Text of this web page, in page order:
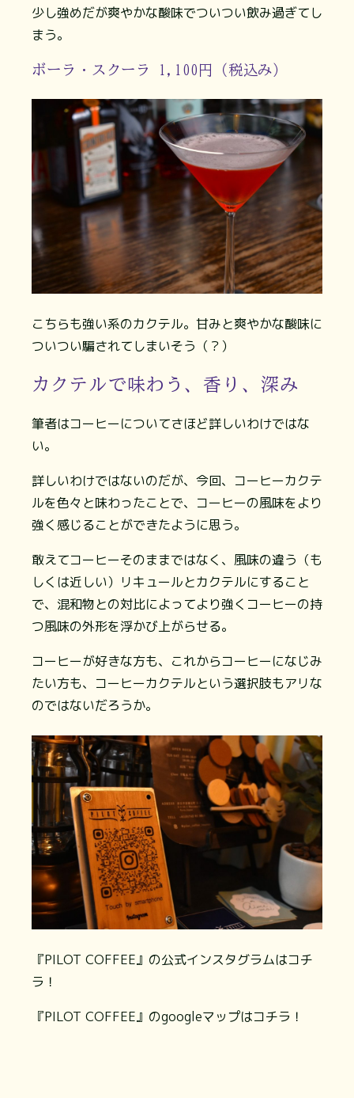
少し強めだが爽やかな酸味でついつい飲み過ぎてし
まう。
ボーラ・スクーラ 1,100円（税込み）
こちらも強い系のカクテル。甘みと爽やかな酸味に
ついつい騙されてしまいそう（？）
カクテルで味わう、香り、深み
筆者はコーヒーについてさほど詳しいわけではな
い。
詳しいわけではないのだが、今回、コーヒーカクテ
ルを色々と味わったことで、コーヒーの風味をより
強く感じることができたように思う。
敢えてコーヒーそのままではなく、風味の違う（も
しくは近しい）リキュールとカクテルにすること
で、混和物との対比によってより強くコーヒーの持
つ風味の外形を浮かび上がらせる。
コーヒーが好きな方も、これからコーヒーになじみ
たい方も、コーヒーカクテルという選択肢もアリな
のではないだろうか。
『PILOT COFFEE』の公式インスタグラムはコチ
ラ！
『PILOT COFFEE』のgoogleマップはコチラ！